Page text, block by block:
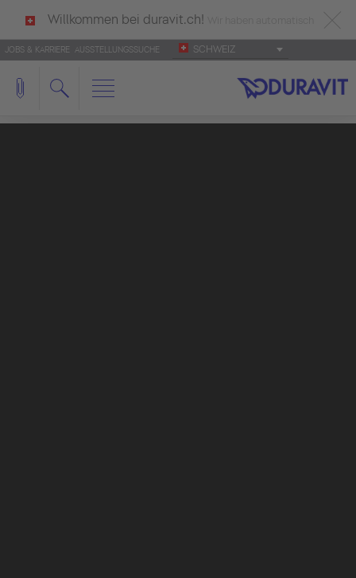
Willkommen bei duravit.ch!
deutsch als Ihre Sprache erkannt.
Français Italiano
JOBS & KARRIERE AUSSTELLUNGSSUCHE SCHWEIZ